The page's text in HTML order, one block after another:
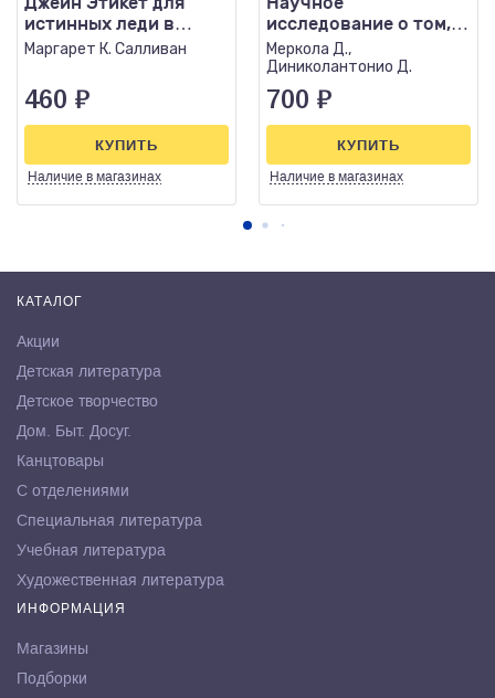
истинных леди в
эпоху инстаграма
Маргарет К. Салливан
460 ₽
Наличие в магазинах
КУПИТЬ
исследование о том,
как отличить
полезные жиры от
вредных
Меркола Д.,
Диниколантонио Д.
700 ₽
Наличие в магазинах
КУПИТЬ
КАТАЛОГ
Акции
Детская литература
Детское творчество
Дом. Быт. Досуг.
Канцтовары
С отделениями
Специальная литература
Учебная литература
Художественная литература
ИНФОРМАЦИЯ
Магазины
Подборки